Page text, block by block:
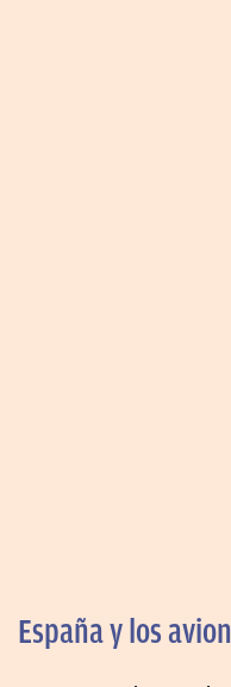
España y los